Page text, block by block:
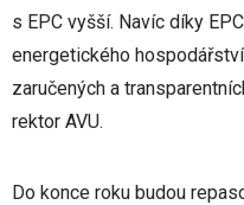
s EPC vyšší. Navíc díky
energetického
zaručených a
rektor AVU.
Do konce roku budou